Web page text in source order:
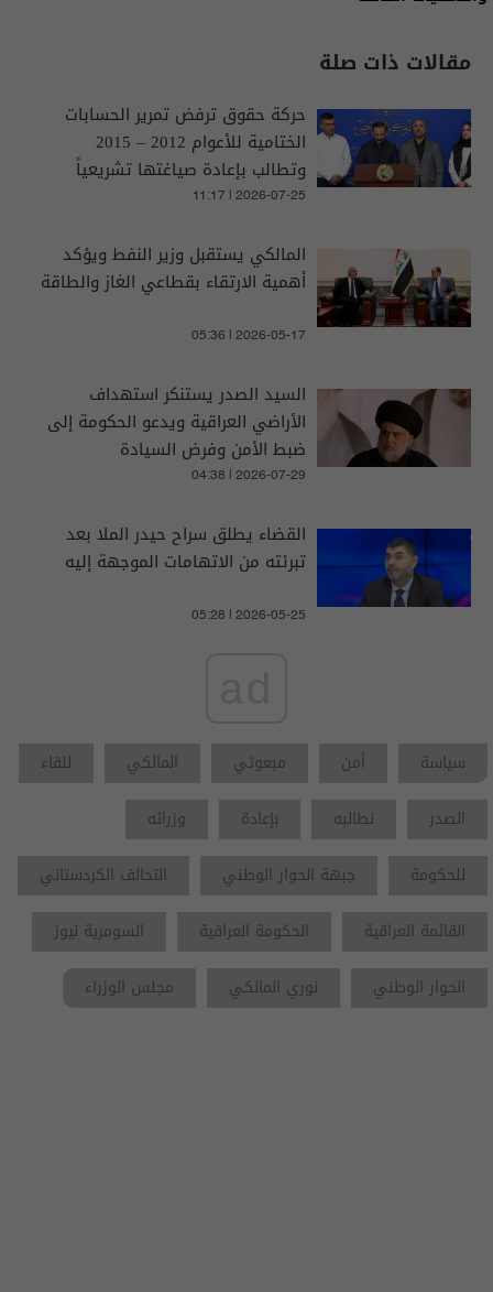
مقالات ذات صلة
حركة حقوق ترفض تمرير الحسابات
الختامية للأعوام 2012 – 2015
وتطالب بإعادة صياغتها تشريعياً
11:17 | 2026-07-25
المالكي يستقبل وزير النفط ويؤكد
أهمية الارتقاء بقطاعي الغاز والطاقة
05:36 | 2026-05-17
السيد الصدر يستنكر استهداف
الأراضي العراقية ويدعو الحكومة إلى
ضبط الأمن وفرض السيادة
04:38 | 2026-07-29
القضاء يطلق سراح حيدر الملا بعد
تبرئته من الاتهامات الموجهة إليه
05:28 | 2026-05-25
سياسة أمن مبعوثي المالكي
للقاء
الصدر
نطالبه بإعادة
وزرائه
للحكومة
جبهة الحوار الوطني
التحالف الكردستاني
القائمة العراقية
الحكومة العراقية
السومرية نيوز
الحوار الوطني
نوري المالكي مجلس الوزراء